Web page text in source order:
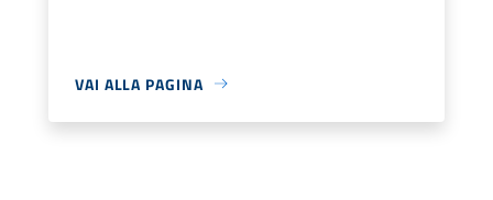
VAI ALLA PAGINA